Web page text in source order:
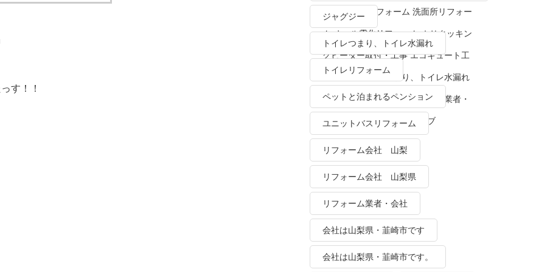
」
す！！
ーム トイレリフォーム 洗面所リフォー
ム オール電化リフォーム ＩＨクッキン
グヒーター取付・工事 エコキュート工
事・販売 トイレつまり、トイレ水漏れ
水栓金具修理・交換 リフォーム業者・
会社 ＴＯＴＯリモデルクラブ
ジャグジー
トイレつまり、トイレ水漏れ
トイレリフォーム
ペットと泊まれるペンション
ユニットバスリフォーム
リフォーム会社 山梨
リフォーム会社 山梨県
リフォーム業者・会社
会社は山梨県・韮崎市です
会社は山梨県・韮崎市です。